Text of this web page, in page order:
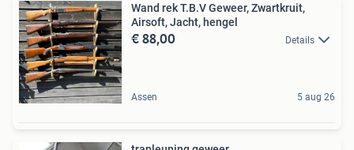
Wand rek T.B.V Geweer, Zwartkruit,
Airsoft, Jacht, hengel
€ 88,00 Details
Assen 5 aug 26